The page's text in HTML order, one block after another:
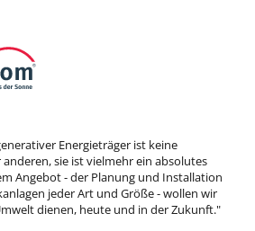
Energieträger ist keine
sie ist vielmehr ein absolutes
Angebot - der Planung und Installation
jeder Art und Größe - wollen wir
dienen, heute und in der Zukunft."